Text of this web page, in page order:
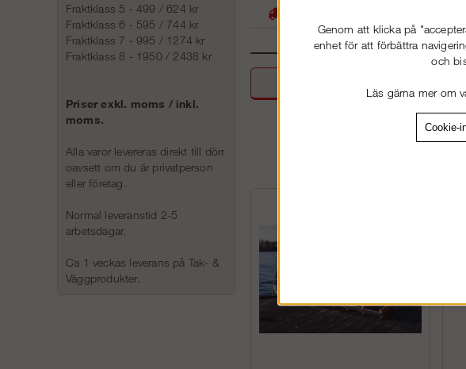
Fraktklass 5 - 499 / 624 kr
Fraktklass 6 - 595 / 744 kr
Fraktklass 7 - 995 / 1274 kr
Fraktklass 8 - 1950 / 2438 kr
Priser exkl. moms / inkl.
moms.
Alla varor levereras direkt till dörr
oavsett om du är privatperson
eller företag.
Normal leveranstid 2-5
arbetsdagar.
Ca 1 veckas leverans på Tak- &
Väggprodukter.
Genom att klicka på
enhet för att förbättra
och
Läs gärna mer om
Cookie-
VÄNLIGEN